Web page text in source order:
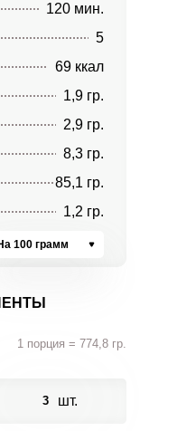
120 мин.
5
69 ккал
1,9 гр.
2,9 гр.
8,3 гр.
85,1 гр.
1,2 гр.
100 грамм
1 порция = 774,8 гр.
3 шт.